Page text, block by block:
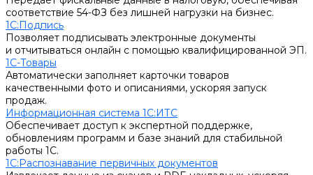
соответствие 54-ФЗ без лишней нагрузки на бизнес.
1С:Подпись
Позволяет подписывать электронные документы
и отчитываться онлайн с помощью квалифицированной ЭП.
1С-Товары
Автоматически заполняет карточки товаров
качественными фото и описаниями, ускоряя запуск
продаж.
Информационная система 1С:ИТС
Обеспечивает доступ к экспертной поддержке,
обновлениям программ и базе знаний для стабильной
работы 1С.
1С:Распознавание первичных документов